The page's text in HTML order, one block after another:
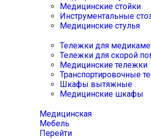
Медицинские стойки
Инструментальные
Медицинские стулья
Тележки для
Тележки для скорой
Медицинские тележки
Транспортировочные
Шкафы вытяжные
Медицинские шкафы
Медицинская
Мебель
Перейти